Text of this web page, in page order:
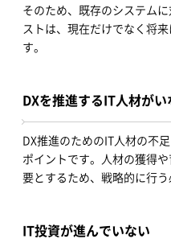
そのため、既存のシステム
ストは、現在だけでなく将
す。
DXを推進するIT人材がい
DX推進のためのIT人材の不
ポイントです。人材の獲得
要とするため、戦略的に行う
IT投資が進んでいない